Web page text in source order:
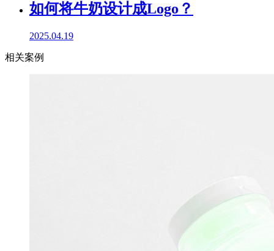
如何将牛奶设计成Logo？
2025.04.19
相关案例